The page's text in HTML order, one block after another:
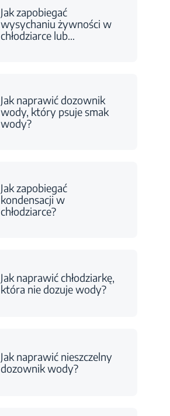
Jak zapobiegać
wysychaniu żywności w
chłodziarce lub…
Jak naprawić dozownik
wody, który psuje smak
wody?
Jak zapobiegać
kondensacji w
chłodziarce?
Jak naprawić chłodziarkę,
która nie dozuje wody?
Jak naprawić nieszczelny
dozownik wody?